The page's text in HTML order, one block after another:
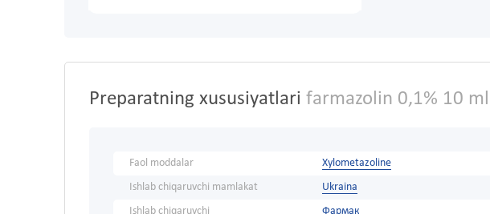
Preparatning xususiyatlari farmazolin 0,1% 10 ml
Faol moddalar
Xylometazoline
Ishlab chiqaruvchi mamlakat
Ukraina
Ishlab chiqaruvchi
Фармак